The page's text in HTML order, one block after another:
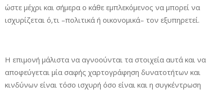
ώστε μέχρι και σήμερα ο κάθε εμπλεκόμενος να μπορεί να
ισχυρίζεται ό,τι –πολιτικά ή οικονομικά– τον εξυπηρετεί.
Η επιμονή μάλιστα να αγνοούνται τα στοιχεία αυτά και να
αποφεύγεται μία σαφής χαρτογράφηση δυνατοτήτων και
κινδύνων είναι τόσο ισχυρή όσο είναι και η συγκέντρωση